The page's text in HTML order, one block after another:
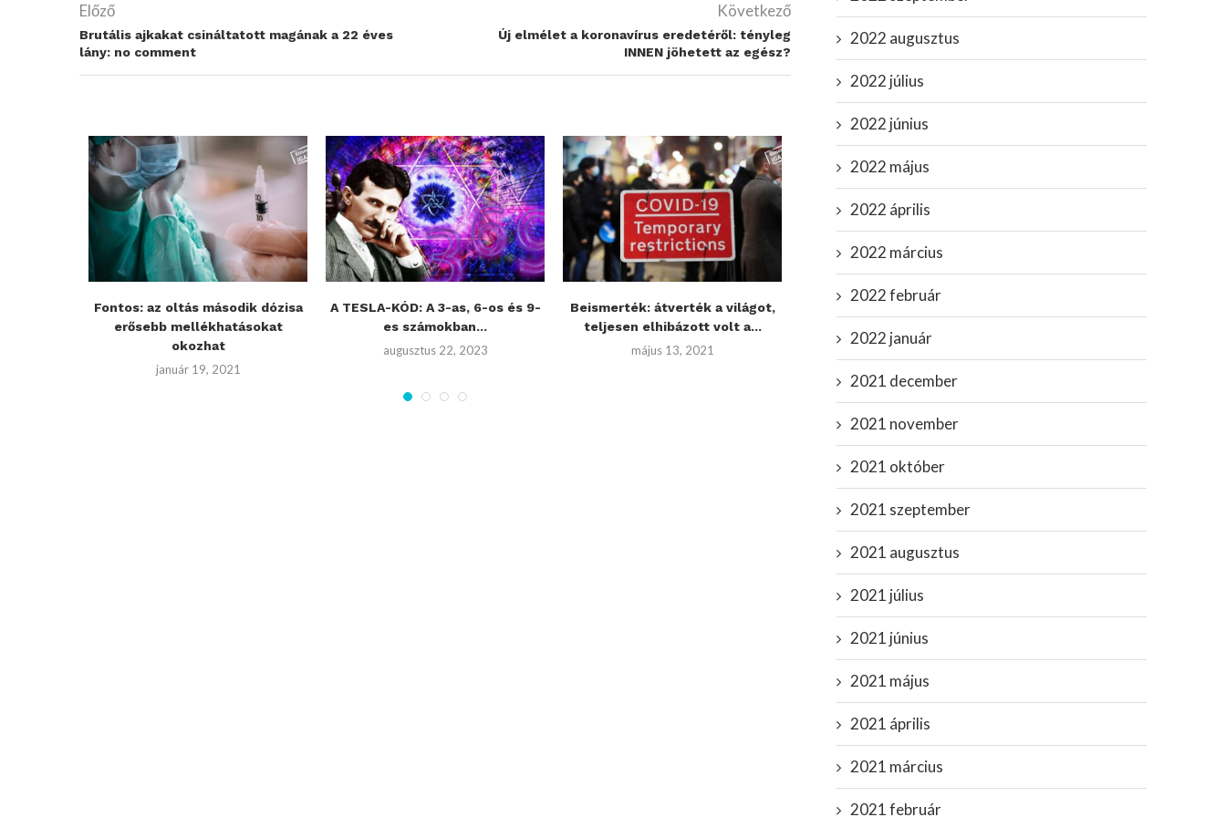
Előző
Brutális ajkakat csináltatott magának a 22 éves
lány: no comment
Következő
Új elmélet a koronavírus eredetéről: tényleg
INNEN jöhetett az egész?
Fontos: az oltás második dózisa
erősebb mellékhatásokat
okozhat
január 19, 2021
A TESLA-KÓD: A 3-as, 6-os és 9-
es számokban...
augusztus 22, 2023
Beismerték: átverték a világot,
teljesen elhibázott volt a...
május 13, 2021
tövében...
2022 augusztus
2022 július
2022 június
2022 május
2022 április
2022 március
2022 február
2022 január
2021 december
2021 november
2021 október
2021 szeptember
2021 augusztus
2021 július
2021 június
2021 május
2021 április
2021 március
2021 február